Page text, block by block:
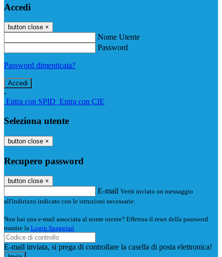
Accedi
button close ×
Nome Utente
Password
Password dimenticata?
-
Entra con SPID Entra con CIE
Seleziona utente
button close ×
Recupero password
button close ×
E-mail Verrà inviato un messaggio
all'indirizzo indicato con le istruzioni necessarie.
Non hai una e-mail associata al nome utente? Effettua il reset della password
tramite la Login Spaggiari
E-mail inviata, si prega di controllare la casella di posta elettronica!